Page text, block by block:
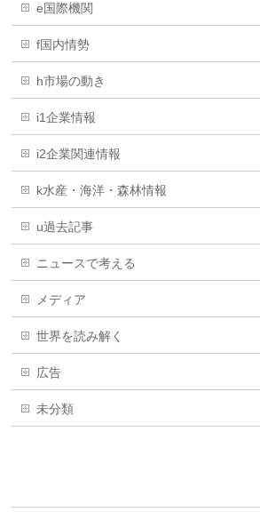
e国際機関
f国内情勢
h市場の動き
i1企業情報
i2企業関連情報
k水産・海洋・森林情報
u過去記事
ニュースで考える
メディア
世界を読み解く
広告
未分類